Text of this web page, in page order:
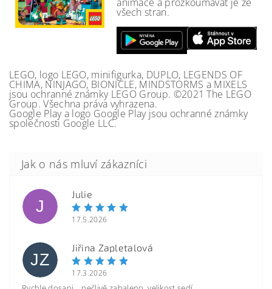
všech stran.
LEGO, logo LEGO, minifigurka, DUPLO, LEGENDS OF
CHIMA, NINJAGO, BIONICLE, MINDSTORMS a MIXELS
jsou ochranné známky LEGO Group. ©2021 The LEGO
Group. Všechna práva vyhrazena.
Google Play a logo Google Play jsou ochranné známky
společnosti Google LLC.
J
Julie
17.5.2026
JZ
Jiřina Zapletalová
17.3.2026